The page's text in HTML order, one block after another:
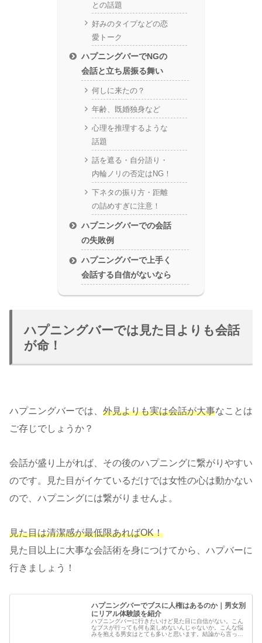
との話題
好みのタイプなどの恋
愛トーク
ハプニングバーでNGの
会話と立ち居振る舞い
何しに来たの？
年齢、既婚独身など
心理を推理するような
話題
話を遮る・自分語り・
内輪ノリの否定はNG！
下ネタの振り方・距離
の詰めすぎに注意！
ハプニングバーでの会話
の失敗例
ハプニングバーで上手く
会話する自信がないなら
ハプニングバーでは見た目よりも会話
が命！
ハプニングバーでは、 外見よりも実は会話が大事なことは
ご存じでしょうか？
会話が盛り上がれば、その後のハプニングに繋がりやすい
のです。見た目がイケているだけでは女性の心は動かない
ので、ハプニングには繋がりませんよ。
見た目は清潔感が最低限あればOK！
見た目以上に大事な会話術を身につけてから、ハプバーに
行きましょう！
ハプニングバーでブスに人権はあるのか｜男女別
にリアル体験談を紹介
ハプニングバーに行きたいけど見た目に自信がない。こん
なブスが行っても何も楽しめないんじゃないか。こんな悩
みを抱える男女はとても多いと思います。結論から言っ